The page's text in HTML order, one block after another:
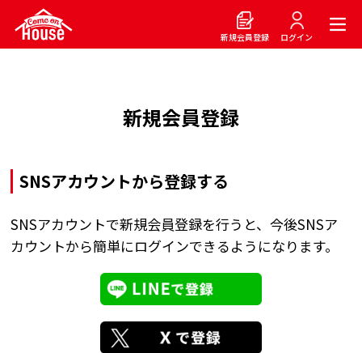
新規会員登録 ログイン
新規会員登録
SNSアカウントから登録する
SNSアカウントで新規会員登録を行うと、今後SNSア
カウントから簡単にログインできるようになります。